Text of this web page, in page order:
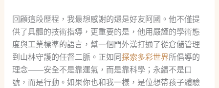
回顧這段歷程，我最想感謝的還是好友阿國。他不僅提
供了具體的技術指導，更重要的是，他用嚴謹的學術態
度與工業標準的語言，幫一個門外漢打通了從倉儲管理
到山林守護的任督二脈。正如同 探索多彩世界所倡導的
理念——安全不是靠運氣，而是靠科學；永續不是口
號，而是行動。如果你也和我一樣，是位想帶孩子體驗